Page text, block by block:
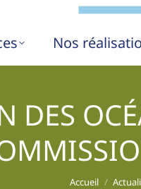
Nos
DES
Vous êtes
Accueil